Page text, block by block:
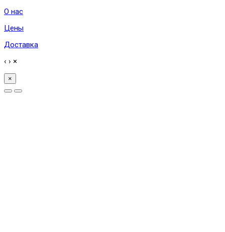
О нас
Цены
Доставка
‹ › ×
×